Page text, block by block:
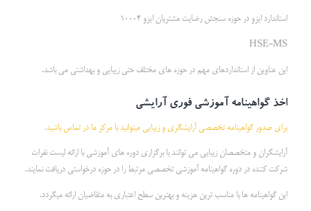
استاندارد ایزو در حوزه سنجش رضایت مشتریان ایزو 10004
HSE-MS
این عناوین از استانداردهای مهم در حوزه های مختلف حتی زیبایی و بهداشتی می باشد.
اخذ گواهینامه آموزشی فوری آرایشی
برای صدور گواهینامه تخصصی آرایشگری و زیبایی میتوانید با مرکز ما در تماس باشید.
آرایشگران و متخصصان زیبایی می توانند با برگزاری دوره های آموزشی با ارائه لیست نفرات
شرکت کننده در دوره گواهینامه آموزشی تخصصی مرتبط را در حوزه درخواستی دریافت نمایند.
این گواهینامه ها با مناسب ترین هزینه و بهترین سطح اعتباری به متقاضیان ارائه میگردد.